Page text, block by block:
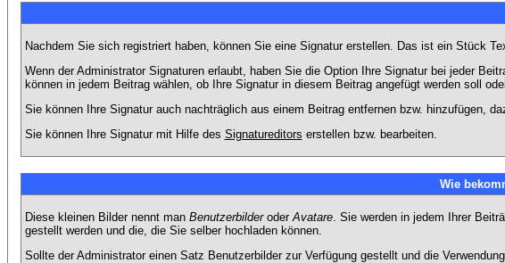
Nachdem Sie sich registriert haben, können Sie eine Signatur erstellen. Das ist ein Stück
Wenn der Administrator Signaturen erlaubt, haben Sie die Option Ihre Signatur bei jeder
können in jedem Beitrag wählen, ob Ihre Signatur in diesem Beitrag angefügt werden soll
Sie können Ihre Signatur auch nachträglich aus einem Beitrag entfernen bzw. hinzufügen,
Sie können Ihre Signatur mit Hilfe des Signatureditors erstellen bzw. bearbeiten.
Wie
Diese kleinen Bilder nennt man BenutzerbilderoderAvatare. Sie werden in jedem Ihrer
gestellt werden und die, die Sie selber hochladen können.
Sollte der Administrator einen Satz Benutzerbilder zur Verfügung gestellt und die